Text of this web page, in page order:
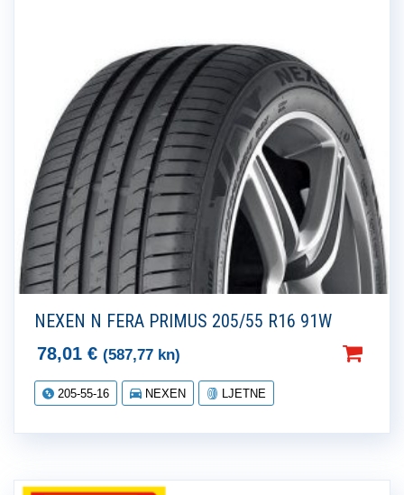
NEXEN N FERA PRIMUS 205/55 R16 91W
78,01 € (587,77 kn)
205-55-16 NEXEN LJETNE